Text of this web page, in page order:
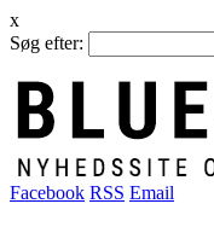
x
Søg efter:
Facebook RSS Email